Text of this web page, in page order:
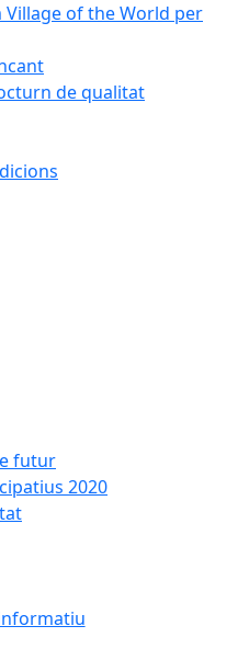
Village of the World per
de qualitat
futur
2020